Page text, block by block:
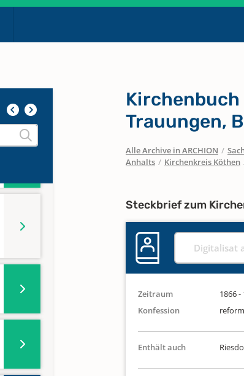
Kirchenbuch
Trauungen,
Alle Archive in ARCHION /
Anhalts / Kirchenkreis Köthen
Steckbrief zum
Digitalisat
Zeitraum
1866 -
Konfession
Enthält auch